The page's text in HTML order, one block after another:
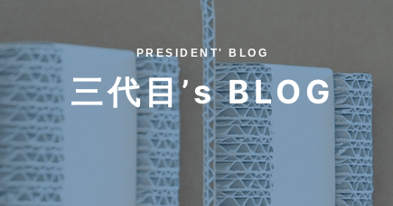
PRESIDENT' BLOG
三代目’s BLOG